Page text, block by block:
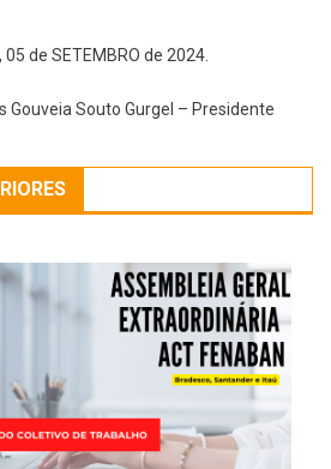
05 de SETEMBRO de 2024.
Gouveia Souto Gurgel – Presidente